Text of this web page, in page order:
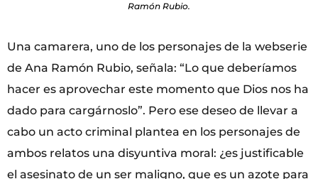
Ramón Rubio.
Una camarera, uno de los personajes de la webserie
de Ana Ramón Rubio, señala: “Lo que deberíamos
hacer es aprovechar este momento que Dios nos ha
dado para cargárnoslo”. Pero ese deseo de llevar a
cabo un acto criminal plantea en los personajes de
ambos relatos una disyuntiva moral: ¿es justificable
el asesinato de un ser maligno, que es un azote para